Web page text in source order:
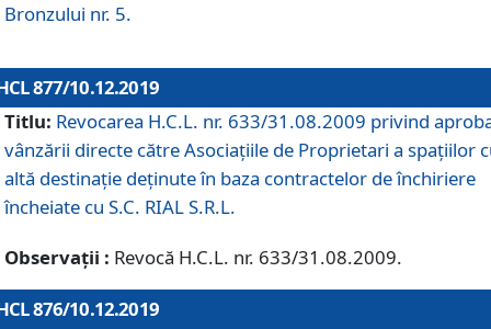
Bronzului nr. 5.
877/10.12.2019
Titlu: Revocarea H.C.L. nr. 633/31.08.2009 privind
vânzării directe către Asociațiile de Proprietari a spațiilor
altă destinație deținute în baza contractelor de închiriere
încheiate cu S.C. RIAL S.R.L.
Observații : Revocă H.C.L. nr. 633/31.08.2009.
876/10.12.2019